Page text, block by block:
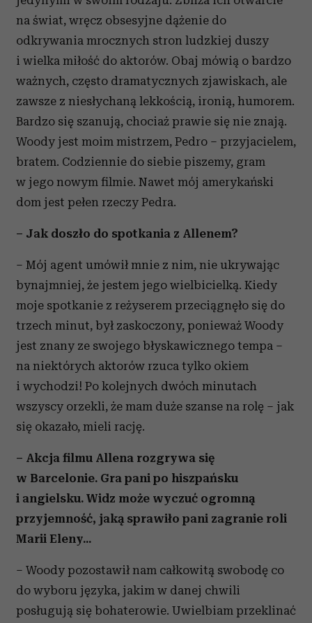
na świat, wręcz obsesyjne dążenie do
odkrywania mrocznych stron ludzkiej duszy
i wielka miłość do aktorów. Obaj mówią o bardzo
ważnych, często dramatycznych zjawiskach, ale
zawsze z niesłychaną lekkością, ironią, humorem.
Bardzo się szanują, chociaż prawie się nie znają.
Woody jest moim mistrzem, Pedro – przyjacielem,
bratem. Codziennie do siebie piszemy, gram
w jego nowym filmie. Nawet mój amerykański
dom jest pełen rzeczy Pedra.
– Jak doszło do spotkania z Allenem?
– Mój agent umówił mnie z nim, nie ukrywając
bynajmniej, że jestem jego wielbicielką. Kiedy
moje spotkanie z reżyserem przeciągnęło się do
trzech minut, był zaskoczony, ponieważ Woody
jest znany ze swojego błyskawicznego tempa –
na niektórych aktorów rzuca tylko okiem
i wychodzi! Po kolejnych dwóch minutach
wszyscy orzekli, że mam duże szanse na rolę – jak
się okazało, mieli rację.
– Akcja filmu Allena rozgrywa się
w Barcelonie. Gra pani po hiszpańsku
i angielsku. Widz może wyczuć ogromną
przyjemność, jaką sprawiło pani zagranie roli
Marii Eleny...
– Woody pozostawił nam całkowitą swobodę co
do wyboru języka, jakim w danej chwili
posługują się bohaterowie. Uwielbiam przeklinać